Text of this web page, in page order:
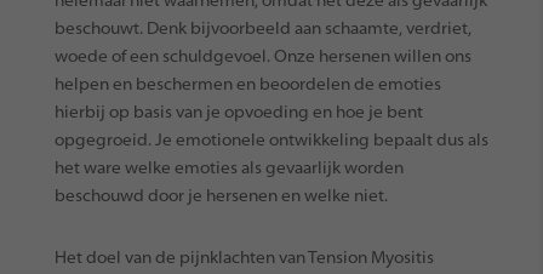
beschouwt. Denk bijvoorbeeld aan schaamte, verdriet,
woede of een schuldgevoel. Onze hersenen willen ons
helpen en beschermen en beoordelen de emoties
hierbij op basis van je opvoeding en hoe je bent
opgegroeid. Je emotionele ontwikkeling bepaalt dus als
het ware welke emoties als gevaarlijk worden
beschouwd door je hersenen en welke niet.
Het doel van de pijnklachten van Tension Myositis